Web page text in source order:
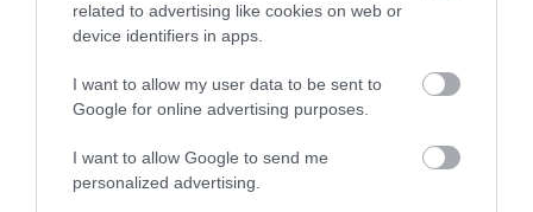
related to advertising like cookies on web or
device identifiers in apps.
I want to allow my user data to be sent to
Google for online advertising purposes.
I want to allow Google to send me
personalized advertising.
Ράγισαν καρδιές στην Εύβοια: Το
επιχειρηματία
07.08.2026 | 19:10
Νέο επίδομα 600 ευρώ για
σπουδαστές: Οι δικαιούχοι